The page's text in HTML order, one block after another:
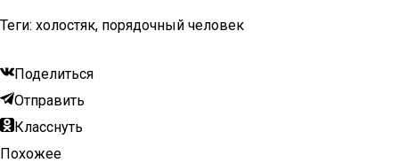
Теги: холостяк, порядочный человек
Поделиться
Отправить
Класснуть
Похожее